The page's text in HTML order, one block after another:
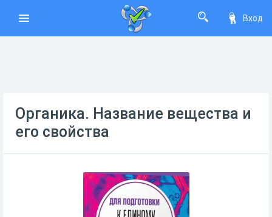
Вход
Органика. Название вещества и
его свойства